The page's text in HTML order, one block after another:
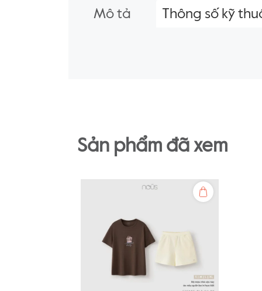
Mô tả Thông số kỹ
Sản phẩm đã xem